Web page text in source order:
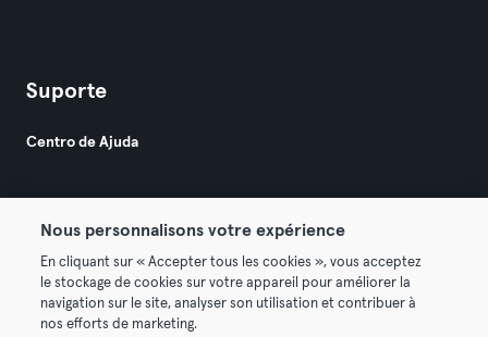
Suporte
Centro de Ajuda
© 2026 Urban Sports Group GmbH. All rights reserved.
Termos & Condições
Nous personnalisons votre expérience
En cliquant sur « Accepter tous les cookies », vous acceptez
le stockage de cookies sur votre appareil pour améliorer la
navigation sur le site, analyser son utilisation et contribuer à
nos efforts de marketing.